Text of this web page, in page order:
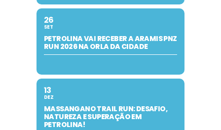
26
SET
PETROLINA VAI RECEBER A ARAMIS PNZ
RUN 2026 NA ORLA DA CIDADE
13
DEZ
MASSANGANO TRAIL RUN: DESAFIO,
NATUREZA E SUPERAÇÃO EM
PETROLINA!